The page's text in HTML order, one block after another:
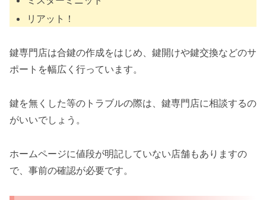
リアット！
鍵専門店は合鍵の作成をはじめ、鍵開けや鍵交換などのサ
ポートを幅広く行っています。
鍵を無くした等のトラブルの際は、鍵専門店に相談するの
がいいでしょう。
ホームページに値段が明記していない店舗もありますの
で、事前の確認が必要です。